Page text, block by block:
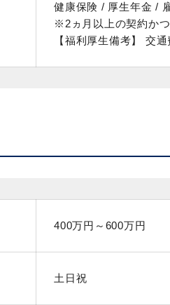
健康保険 / 厚生年金 /
※2ヵ月以上の契約か
【福利厚生備考】 交
400万円～600万円
土日祝